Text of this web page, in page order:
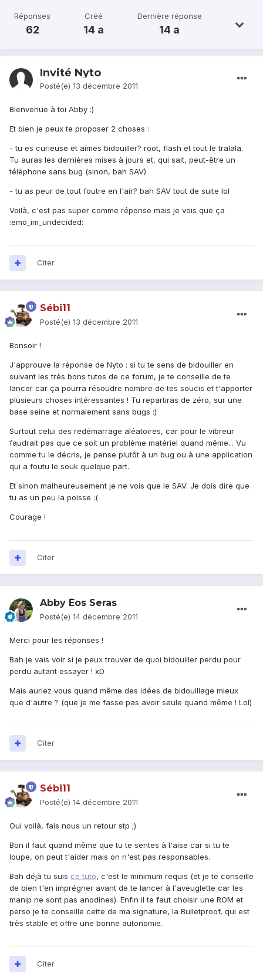
Réponses
62
Créé
14 a
Dernière réponse
14 a
Invité Nyto
Posté(e) 13 décembre 2011
Bienvenue à toi Abby :)
Et bien je peux te proposer 2 choses :
- tu es curieuse et aimes bidouiller? root, flash et tout le tralala.
Tu auras les dernières mises à jours et, qui sait, peut-être un
téléphone sans bug (sinon, bah SAV)
- tu as peur de tout foutre en l'air? bah SAV tout de suite lol
Voilà, c'est pas super comme réponse mais je vois que ça
:emo_im_undecided:
Citer
Sébi11
Posté(e) 13 décembre 2011
Bonsoir !
J'approuve la réponse de Nyto : si tu te sens de bidouiller en
suivant les très bons tutos de ce forum, je te conseille de te
lancer car ça pourra résoudre nombre de tes soucis et t'apporter
plusieurs choses intéressantes ! Tu repartiras de zéro, sur une
base seine et normalement sans bugs :)
Surtout celui des redémarrage aléatoires, car pour le vibreur
faudrait pas que ce soit un problème matériel quand même... Vu
comme tu le décris, je pense plutôt à un bug ou à une application
qui a foutu le souk quelque part.
Et sinon malheureusement je ne vois que le SAV. Je dois dire que
tu as un peu la poisse :(
Courage !
Citer
Abby Éos Seras
Posté(e) 14 décembre 2011
Merci pour les réponses !
Bah je vais voir si je peux trouver de quoi bidouiller perdu pour
perdu autant essayer ! xD
Mais auriez vous quand même des idées de bidouillage mieux
que d'autre ? (que je me fasse pas avoir seule quand même ! Lol)
Citer
Sébi11
Posté(e) 14 décembre 2011
Oui voilà, fais nous un retour stp ;)
Bon il faut quand même que tu te sentes à l'aise car si tu te
loupe, on peut t'aider mais on n'est pas responsables.
Bah déjà tu suis ce tuto, c'est le minimum requis (et je te conseille
de bien t'en imprégner avant de te lancer à l'aveuglette car les
manip ne sont pas anodines). Enfin il te faut choisir une ROM et
perso je te conseille cette de ma signature, la Bulletproof, qui est
très stable et offre une bonne autonomie.
Citer